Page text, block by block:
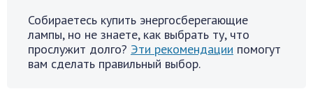
Собираетесь купить энергосберегающие
лампы, но не знаете, как выбрать ту, что
прослужит долго? Эти рекомендации помогут
вам сделать правильный выбор.